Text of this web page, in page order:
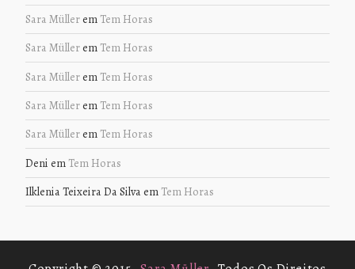
Sara Müllerem Tem Horas
Sara Müllerem Tem Horas
Sara Müllerem Tem Horas
Sara Müllerem Tem Horas
Sara Müllerem Tem Horas
Deni em Tem Horas
Ilklenia Teixeira Da Silvaem Tem Horas